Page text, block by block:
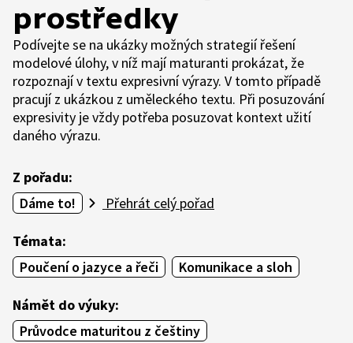
prostředky
Podívejte se na ukázky možných strategií řešení
modelové úlohy, v níž mají maturanti prokázat, že
rozpoznají v textu expresivní výrazy. V tomto případě
pracují z ukázkou z uměleckého textu. Při posuzování
expresivity je vždy potřeba posuzovat kontext užití
daného výrazu.
Z pořadu:
Dáme to!
Přehrát celý pořad
Témata:
Poučení o jazyce a řeči
Komunikace a sloh
Námět do výuky:
Průvodce maturitou z češtiny